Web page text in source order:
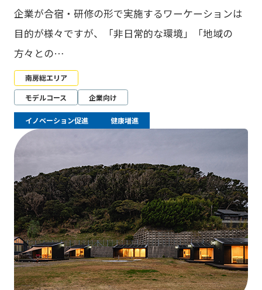
企業が合宿・研修の形で実施するワーケーションは
目的が様々ですが、「非日常的な環境」「地域の
方々との…
南房総エリア
モデルコース
企業向け
イノベーション促進 健康増進